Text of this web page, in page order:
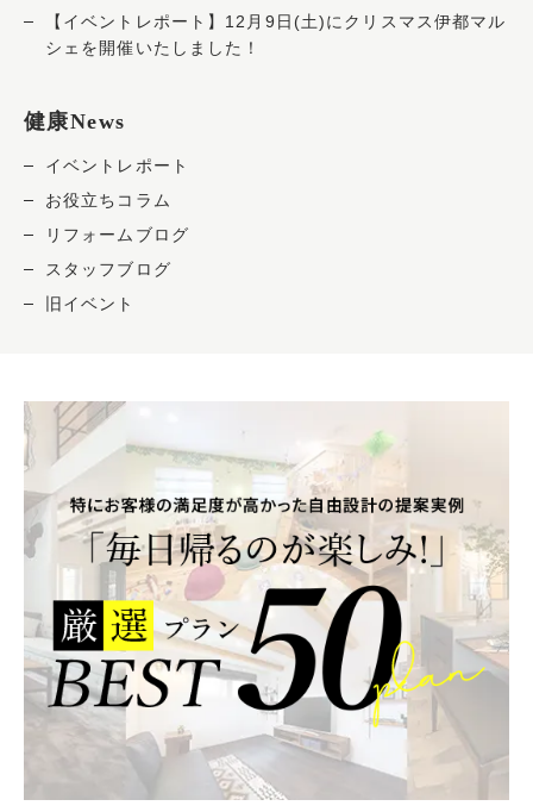
【イベントレポート】12月9日(土)にクリスマス伊都マル
シェを開催いたしました！
健康News
イベントレポート
お役立ちコラム
リフォームブログ
スタッフブログ
旧イベント